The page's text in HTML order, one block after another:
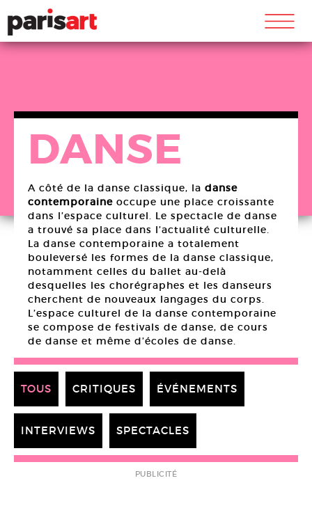
m
DANSE
A côté de la danse classique, la danse
contemporaine occupe une place croissante
dans l’espace culturel. Le spectacle de danse
a trouvé sa place dans l’actualité culturelle.
La danse contemporaine a totalement
bouleversé les formes de la danse classique,
notamment celles du ballet au-delà
desquelles les chorégraphes et les danseurs
cherchent de nouveaux langages du corps.
L’espace culturel de la danse contemporaine
se compose de festivals de danse, de cours
de danse et même d’écoles de danse.
TOUS CRITIQUES ÉVÉNEMENTS
INTERVIEWS SPECTACLES
PUBLICITÉ